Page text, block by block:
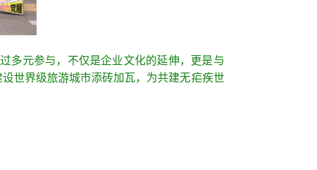
多元参与，不仅是企业文化的延伸，更是与
世界级旅游城市添砖加瓦，为共建无疟疾世